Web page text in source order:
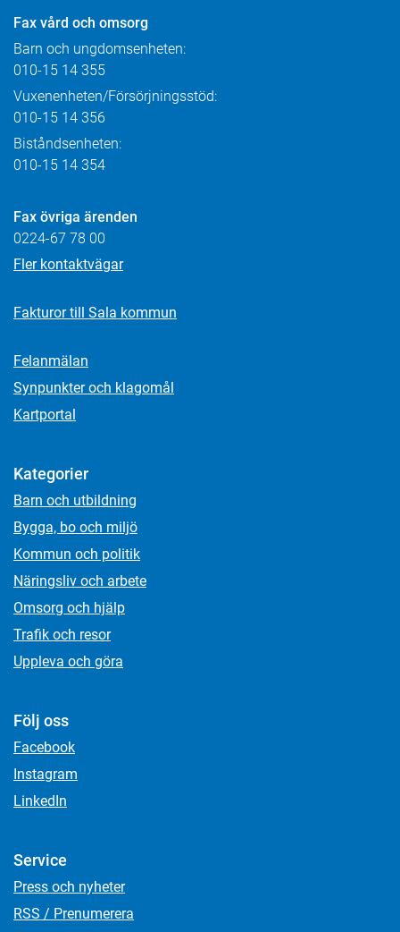
Fax vård och omsorg
Barn och ungdomsenheten:
010-15 14 355
Vuxenenheten/Försörjningsstöd:
010-15 14 356
Biståndsenheten:
010-15 14 354
Fax övriga ärenden
0224-67 78 00
Fler kontaktvägar
Fakturor till Sala kommun
Felanmälan
Synpunkter och klagomål
Kartportal
Kategorier
Barn och utbildning
Bygga, bo och miljö
Kommun och politik
Näringsliv och arbete
Omsorg och hjälp
Trafik och resor
Uppleva och göra
Följ oss
Facebook
Instagram
LinkedIn
Service
Press och nyheter
RSS / Prenumerera